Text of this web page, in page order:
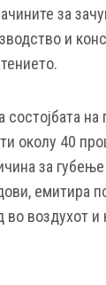
за
и
околу 40
за
емитира
во воздухот